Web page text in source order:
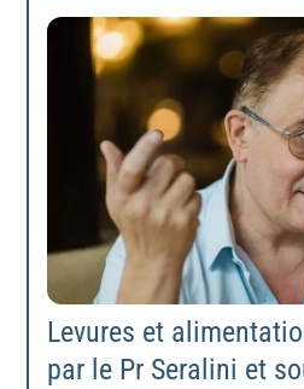
Levures et
par le Pr Seralini et